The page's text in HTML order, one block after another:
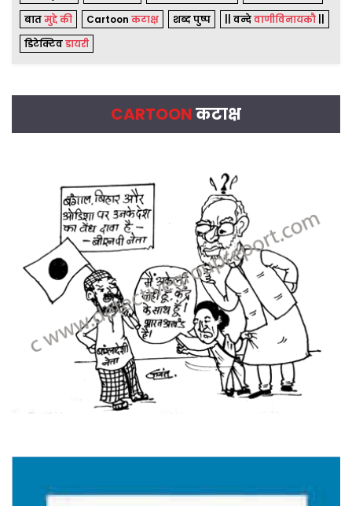
बातमुद्दे की Cartoon कटाक्ष शब्द पुष्प || वन्देवाणीविनायकौ
डिटेक्टिवडायरी
CARTOONकटाक्ष